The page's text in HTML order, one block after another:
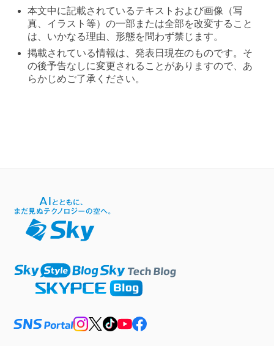
本文中に記載されているテキストおよび画像（写
真、イラスト等）の一部または全部を改変すること
は、いかなる理由、形態を問わず禁じます。
掲載されている情報は、発表日現在のものです。そ
の後予告なしに変更されることがありますので、あ
らかじめご了承ください。